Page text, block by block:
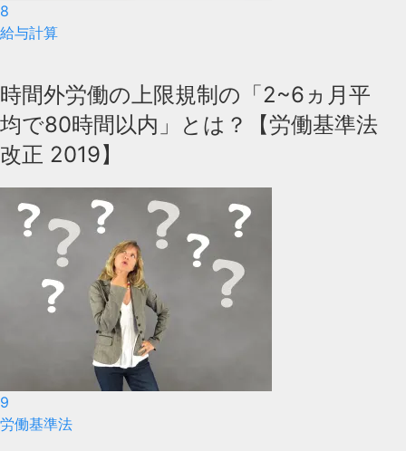
8
給与計算
時間外労働の上限規制の「2~6ヵ月平
均で80時間以内」とは？【労働基準法
改正 2019】
9
労働基準法